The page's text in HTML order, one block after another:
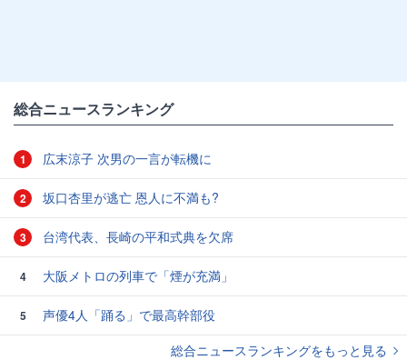
総合ニュースランキング
1 広末涼子 次男の一言が転機に
2 坂口杏里が逃亡 恩人に不満も?
3 台湾代表、長崎の平和式典を欠席
4 大阪メトロの列車で「煙が充満」
5
声優4人「踊る」で最高幹部役
総合ニュースランキングをもっと見る